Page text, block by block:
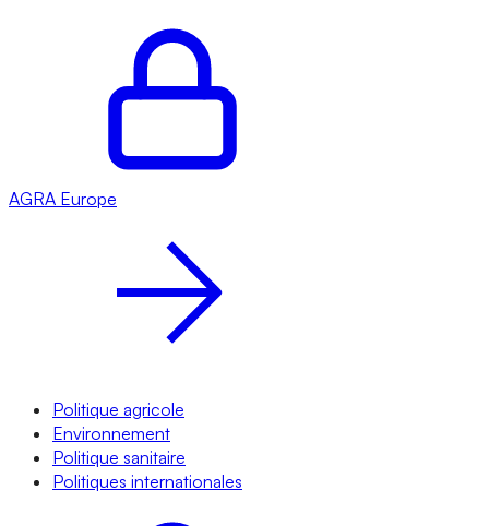
AGRA Europe
Politique agricole
Environnement
Politique sanitaire
Politiques internationales